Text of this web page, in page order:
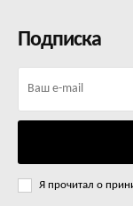
Подписка
Я прочитал о